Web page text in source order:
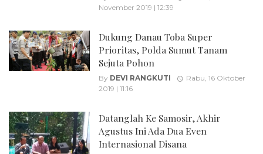
November 2019 | 12:39
Dukung Danau Toba Super
Prioritas, Polda Sumut Tanam
Sejuta Pohon
By DEVI RANGKUTI
Rabu, 16 Oktober
2019 | 11:16
Datanglah Ke Samosir, Akhir
Agustus Ini Ada Dua Even
Internasional Disana